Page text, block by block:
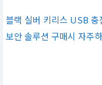
블랙 실버 키리스 USB 충
보안 솔루션 구매시 자주